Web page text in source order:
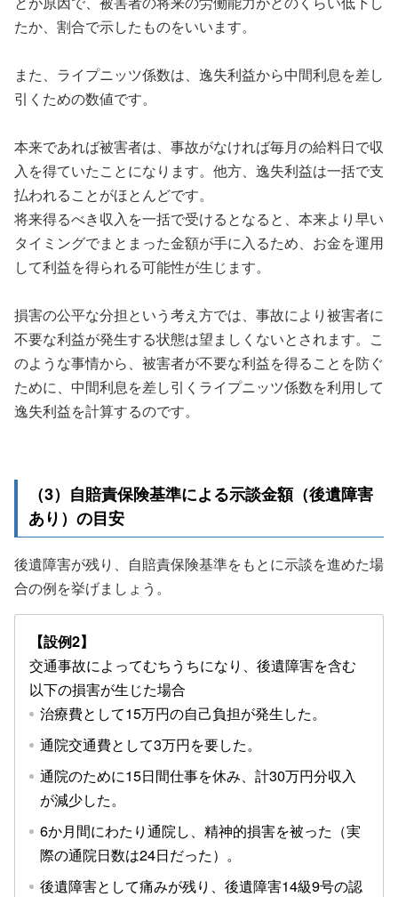
たか、割合で示したものをいいます。
また、ライプニッツ係数は、逸失利益から中間利息を差し
引くための数値です。
本来であれば被害者は、事故がなければ毎月の給料日で収
入を得ていたことになります。他方、逸失利益は一括で支
払われることがほとんどです。
将来得るべき収入を一括で受けるとなると、本来より早い
タイミングでまとまった金額が手に入るため、お金を運用
して利益を得られる可能性が生じます。
損害の公平な分担という考え方では、事故により被害者に
不要な利益が発生する状態は望ましくないとされます。こ
のような事情から、被害者が不要な利益を得ることを防ぐ
ために、中間利息を差し引くライプニッツ係数を利用して
逸失利益を計算するのです。
（3）自賠責保険基準による示談金額（後遺障害
あり）の目安
後遺障害が残り、自賠責保険基準をもとに示談を進めた場
合の例を挙げましょう。
【設例2】
交通事故によってむちうちになり、後遺障害を含む
以下の損害が生じた場合
治療費として15万円の自己負担が発生した。
通院交通費として3万円を要した。
通院のために15日間仕事を休み、計30万円分収入
が減少した。
6か月間にわたり通院し、精神的損害を被った（実
際の通院日数は24日だった）。
後遺障害として痛みが残り、後遺障害14級9号の認